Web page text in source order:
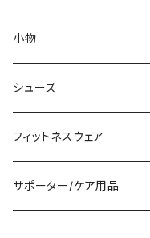
ノースリーブ
パンツドレス
ナイトドレス
その他
ピアス
コサージュ
リング
その他
ショーツ
タンクトップ/キャミソール
半袖/5分
7分/長袖
サブバッグ
クラッチバッグ
トートバッグ
ショルダーバッグ
小物
マフラー/スカーフ/ストール
財布
アクセサリーケース
シューズ
スニーカー
ブーツ
フィットネスウェア
セット販売
サポーター/ケア用品